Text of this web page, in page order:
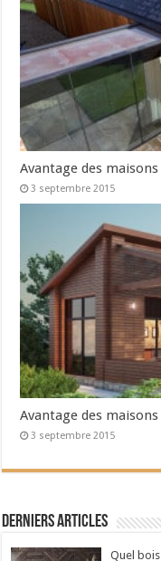
Avantage des
3 septembre 2015
Avantage des
3 septembre 2015
Derniers articles
Quel